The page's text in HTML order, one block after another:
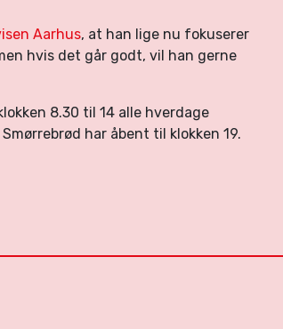
Aarhus, at han lige nu fokuserer
hvis det går godt, vil han gerne
8.30 til 14 alle hverdage
har åbent til klokken 19.